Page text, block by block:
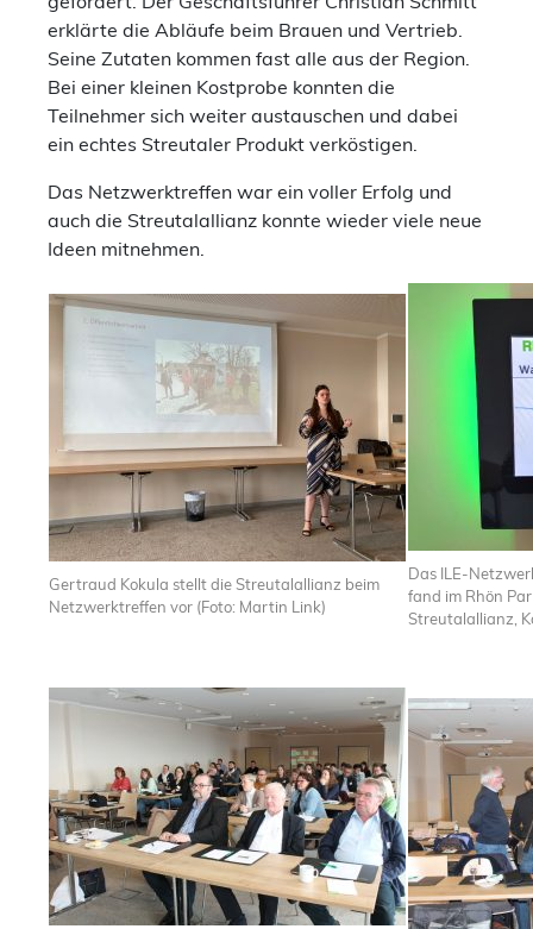
erklärte die Abläufe beim Brauen und Vertrieb.
Seine Zutaten kommen fast alle aus der Region.
Bei einer kleinen Kostprobe konnten die
Teilnehmer sich weiter austauschen und dabei
ein echtes Streutaler Produkt verköstigen.
Das Netzwerktreffen war ein voller Erfolg und
auch die Streutalallianz konnte wieder viele neue
Ideen mitnehmen.
Gertraud Kokula stellt die Streutalallianz beim
Netzwerktreffen vor (Foto: Martin Link)
Das ILE-
fand im Rhön
Streutalallianz,